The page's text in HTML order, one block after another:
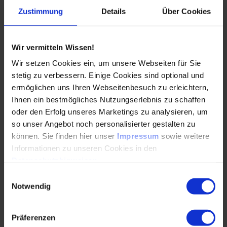
Zustimmung Details Über Cookies
Wir vermitteln Wissen!
Wir setzen Cookies ein, um unsere Webseiten für Sie
stetig zu verbessern. Einige Cookies sind optional und
ermöglichen uns Ihren Webseitenbesuch zu erleichtern,
Ihnen ein bestmögliches Nutzungserlebnis zu schaffen
oder den Erfolg unseres Marketings zu analysieren, um
so unser Angebot noch personalisierter gestalten zu
können. Sie finden hier unser Impressum sowie weitere
Informationen zu unseren Cookies in den
Notwendig
Präferenzen
Direkt umsetzbar
– Praktische Anleitungen und
Vorteile
Lerne deine Aufgaben besser zu priorisieren und
deine Zeit effizienter zu nutzen
Durch bewährte Selbstmanagement-Techniken
Stärke deine Führungskompetenz und steigere